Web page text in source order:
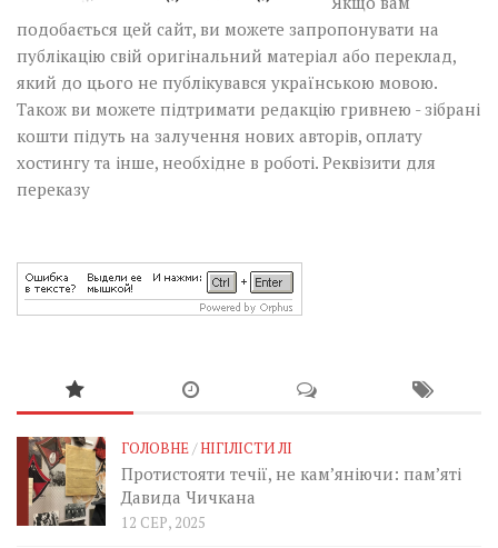
подобається цей сайт, ви можете запропонувати на
публікацію свій оригінальний матеріал або переклад,
який до цього не публікувався українською мовою.
Також ви можете підтримати редакцію гривнею - зібрані
кошти підуть на залучення нових авторів, оплату
хостингу та інше, необхідне в роботі. Реквізити для
переказу
ГОЛОВНЕ/НІГІЛІСТИ ЛІ
Протистояти течії, не кам’яніючи: пам’яті
Давида Чичкана
12 СЕР, 2025